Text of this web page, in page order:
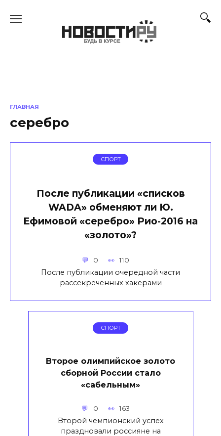
ГЛАВНАЯ
серебро
СПОРТ
После публикации «списков
WADA» обменяют ли Ю.
Ефимовой «серебро» Рио-2016 на
«золото»?
0 110
После публикации очередной части
рассекреченных хакерами
СПОРТ
Второе олимпийское золото
сборной России стало
«сабельным»
0 163
Второй чемпионский успех
праздновали россияне на